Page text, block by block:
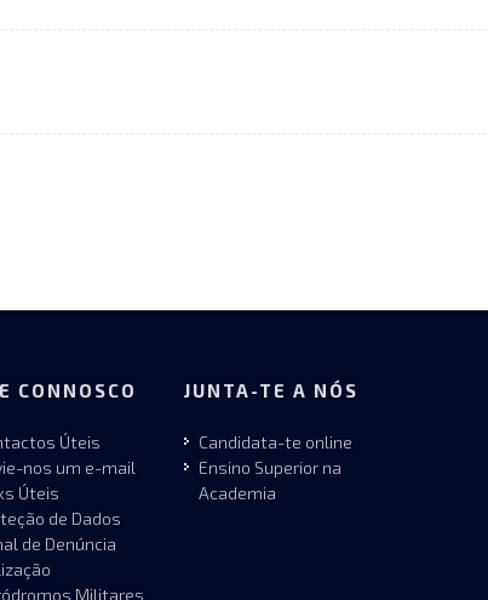
CONNOSCO
Úteis
nos um e-mail
Úteis
de Dados
de Denúncia
Militares
JUNTA-TE A NÓS
Candidata-te online
Ensino Superior na
Academia